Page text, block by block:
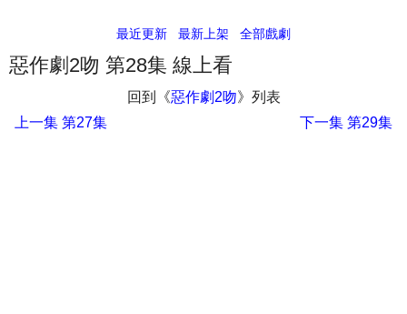
最近更新 最新上架 全部戲劇
惡作劇2吻 第28集 線上看
回到《惡作劇2吻》列表
上一集 第27集 下一集第29集